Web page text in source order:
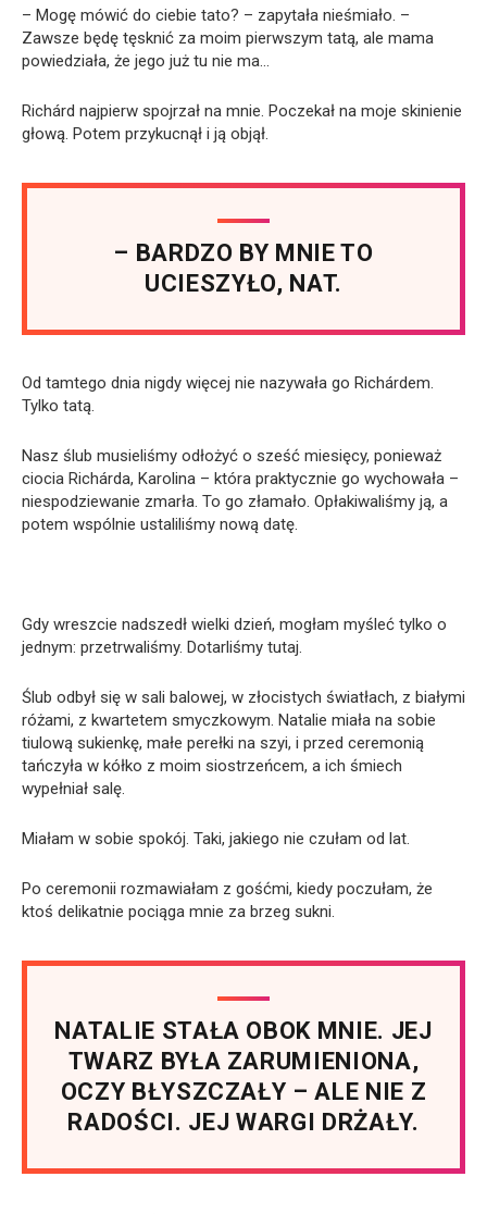
– Mogę mówić do ciebie tato? – zapytała nieśmiało. –
Zawsze będę tęsknić za moim pierwszym tatą, ale mama
powiedziała, że jego już tu nie ma…
Richárd najpierw spojrzał na mnie. Poczekał na moje skinienie
głową. Potem przykucnął i ją objął.
– BARDZO BY MNIE TO
UCIESZYŁO, NAT.
Od tamtego dnia nigdy więcej nie nazywała go Richárdem.
Tylko tatą.
Nasz ślub musieliśmy odłożyć o sześć miesięcy, ponieważ
ciocia Richárda, Karolina – która praktycznie go wychowała –
niespodziewanie zmarła. To go złamało. Opłakiwaliśmy ją, a
potem wspólnie ustaliliśmy nową datę.
Gdy wreszcie nadszedł wielki dzień, mogłam myśleć tylko o
jednym: przetrwaliśmy. Dotarliśmy tutaj.
Ślub odbył się w sali balowej, w złocistych światłach, z białymi
różami, z kwartetem smyczkowym. Natalie miała na sobie
tiulową sukienkę, małe perełki na szyi, i przed ceremonią
tańczyła w kółko z moim siostrzeńcem, a ich śmiech
wypełniał salę.
Miałam w sobie spokój. Taki, jakiego nie czułam od lat.
Po ceremonii rozmawiałam z gośćmi, kiedy poczułam, że
ktoś delikatnie pociąga mnie za brzeg sukni.
NATALIE STAŁA OBOK MNIE. JEJ
TWARZ BYŁA ZARUMIENIONA,
OCZY BŁYSZCZAŁY – ALE NIE Z
RADOŚCI. JEJ WARGI DRŻAŁY.